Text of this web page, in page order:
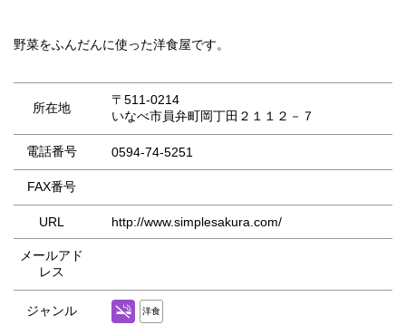
野菜をふんだんに使った洋食屋です。
所在地
〒511-0214
いなべ市員弁町岡丁田２１１２－７
電話番号 0594-74-5251
FAX番号
URL http://www.simplesakura.com/
メールアド
レス
ジャンル 洋食